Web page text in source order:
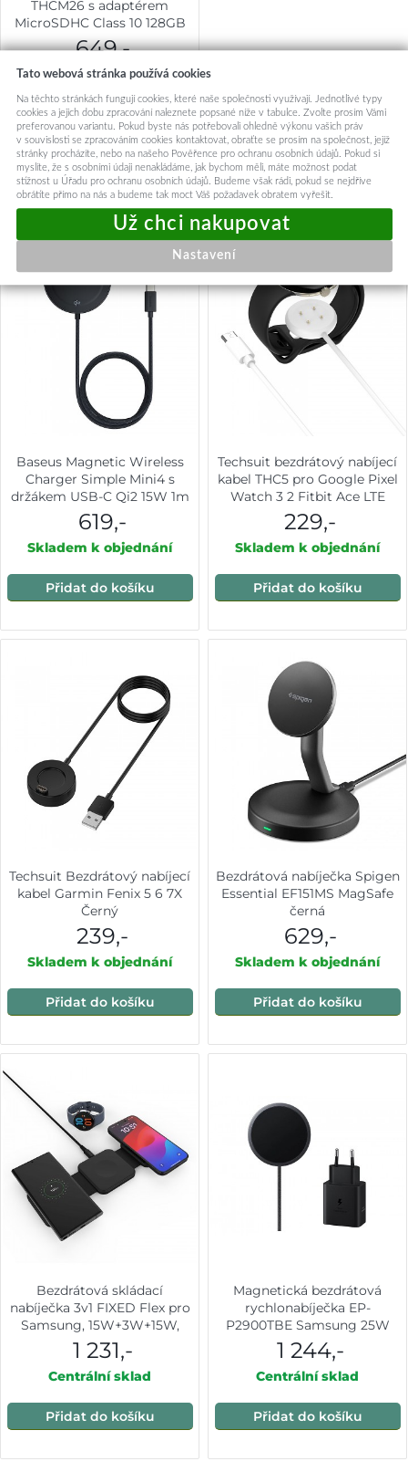
THCM26 s adaptérem
MicroSDHC Class 10 128GB
červená
649,-
Skladem k objednání
Přidat do košíku
Mohlo by vás zajímat:
Baseus Magnetic Wireless
Charger Simple Mini4 s
držákem USB-C Qi2 15W 1m
kosmická černá
619,-
Skladem k objednání
Přidat do košíku
Techsuit bezdrátový nabíjecí
kabel THC5 pro Google Pixel
Watch 3 2 Fitbit Ace LTE
Type-C bílý
229,-
Skladem k objednání
Přidat do košíku
Techsuit Bezdrátový nabíjecí
kabel Garmin Fenix 5 6 7X
Černý
239,-
Skladem k objednání
Přidat do košíku
Bezdrátová nabíječka Spigen
Essential EF151MS MagSafe
černá
629,-
Skladem k objednání
Přidat do košíku
Bezdrátová skládací
nabíječka 3v1 FIXED Flex pro
Samsung, 15W+3W+15W,
černá
1 231,-
Centrální sklad
Přidat do košíku
Magnetická bezdrátová
rychlonabíječka EP-
P2900TBE Samsung 25W
Dark Grey + Adaptér 45W
1 244,-
Centrální sklad
Přidat do košíku
Tato webová stránka používá cookies
Na těchto stránkách fungují cookies, které naše společnosti využívají. Jednotlivé typy
cookies a jejich dobu zpracování naleznete popsané níže v tabulce. Zvolte prosím Vámi
preferovanou variantu. Pokud byste nás potřebovali ohledně výkonu vašich práv
v souvislosti se zpracováním cookies kontaktovat, obraťte se prosím na společnost, jejíž
stránky procházíte, nebo na našeho Pověřence pro ochranu osobních údajů. Pokud si
myslíte, že s osobními údaji nenakládáme, jak bychom měli, máte možnost podat
stížnost u Úřadu pro ochranu osobních údajů. Budeme však rádi, pokud se nejdříve
obrátíte přímo na nás a budeme tak moct Váš požadavek obratem vyřešit.
Nastavení